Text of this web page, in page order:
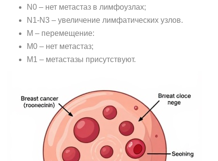
N0 – нет метастаз в лимфоузлах;
N1-N3 – увеличение лимфатических узлов.
M – перемещение:
M0 – нет метастаз;
M1 – метастазы присутствуют.